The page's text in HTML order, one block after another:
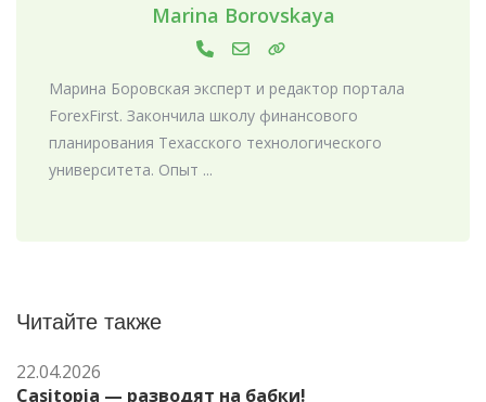
Marina Borovskaya
Марина Боровская эксперт и редактор портала
ForexFirst. Закончила школу финансового
планирования Техасского технологического
университета. Опыт ...
Читайте также
22.04.2026
Casitopia — разводят на бабки!